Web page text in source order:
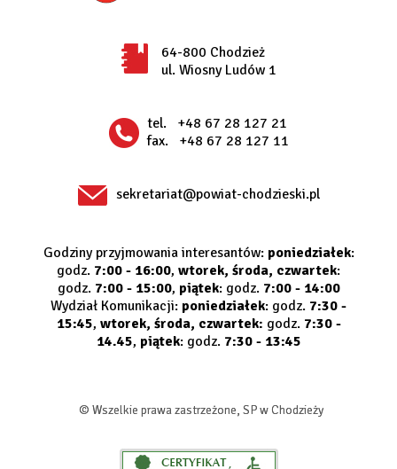
64-800 Chodzież
ul. Wiosny Ludów 1
tel.
+48 67 28 127 21
fax.
+48 67 28 127 11
sekretariat@powiat-chodzieski.pl
Godziny przyjmowania interesantów: poniedziałek:
godz. 7:00 - 16:00, wtorek, środa, czwartek:
godz. 7:00 - 15:00, piątek: godz. 7:00 - 14:00
Wydział Komunikacji: poniedziałek: godz. 7:30 -
15:45, wtorek, środa, czwartek: godz. 7:30 -
14.45, piątek: godz. 7:30 - 13:45
© Wszelkie prawa zastrzeżone, SP w Chodzieży